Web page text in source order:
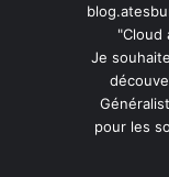
"Cloud
Je
pour les